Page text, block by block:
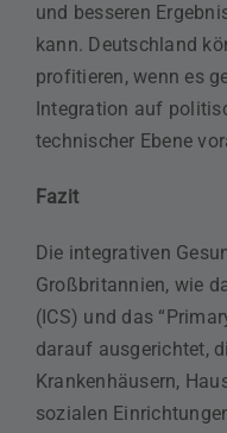
und besseren
kann. Deutschland
profitieren, wenn es
Integration auf
technischer Ebene
Fazit
Die integrativen
Großbritannien, wie
(ICS) und das
darauf ausgerichtet,
Krankenhäusern,
sozialen